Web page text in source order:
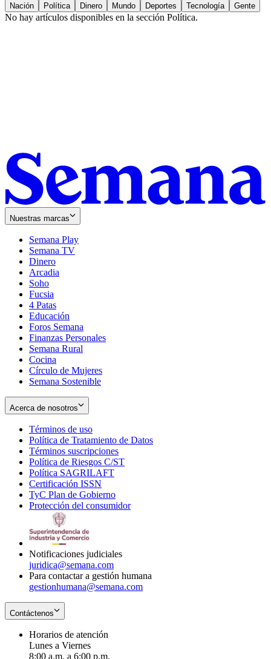
Nación Política Dinero Mundo Deportes Tecnología Gente
No hay artículos disponibles en la sección Política.
Nuestras marcas
Semana Play
Semana TV
Dinero
Arcadia
Soho
in
new
window
Fucsia
in
new
window
4 Patas
Educación
Foros Semana
Finanzas Personales
Semana Rural
Cocina
Círculo de Mujeres
Semana Sostenible
Acerca de nosotros
Términos de uso
in
new
window
Política de Tratamiento de Datos
Términos suscripciones
in
Política de Riesgos C/ST
Política SAGRILAFT
new
window
Certificación ISSN
in
new
TyC Plan de Gobierno
in
Protección del consumidorOpens
Notificaciones judiciales
juridica@semana.com
Para contactar a gestión humana
gestionhumana@semana.com
Contáctenos
Horarios de atención
Lunes a Viernes
8:00 a.m. a 6:00 p.m.